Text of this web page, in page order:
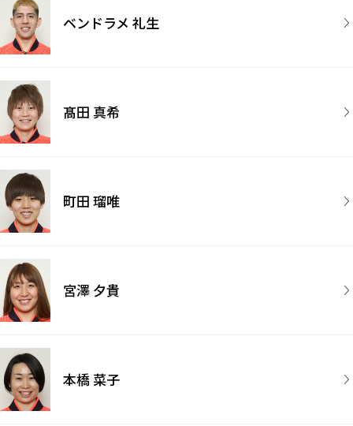
ベンドラメ 礼生
髙田 真希
町田 瑠唯
宮澤 夕貴
本橋 菜子